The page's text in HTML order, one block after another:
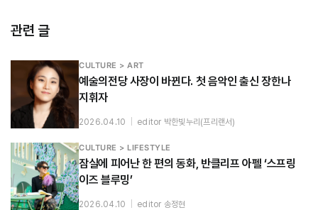
관련 글
CULTURE > ART
예술의전당 사장이 바뀐다. 첫 음악인 출신 장한나
지휘자
2026.04.10 editor 박한빛누리(프리랜서)
CULTURE > LIFESTYLE
잠실에 피어난 한 편의 동화, 반클리프 아펠 ‘스프링
이즈 블루밍’
2026.04.10 editor 송정현